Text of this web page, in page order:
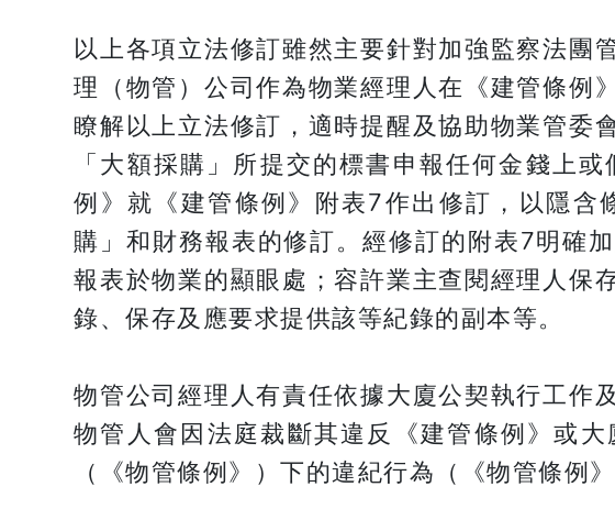
以上各項立法修訂雖然主要針對加強監察法團
理（物管）公司作為物業經理人在《建管條例
瞭解以上立法修訂，適時提醒及協助物業管委
「大額採購」所提交的標書申報任何金錢上
例》就《建管條例》附表7作出修訂，以隱
購」和財務報表的修訂。經修訂的附表7明確
報表於物業的顯眼處；容許業主查閱經理人保
錄、保存及應要求提供該等紀錄的副本等。
物管公司經理人有責任依據大廈公契執行工作
物管人會因法庭裁斷其違反《建管條例》或
（《物管條例》）下的違紀行為（《物管條例